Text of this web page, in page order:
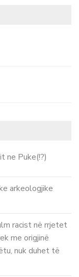
ne Puke(!?)
arkeologjike
racist në rrjetet
me origjinë
nuk duhet të